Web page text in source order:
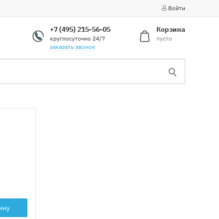
Войти
+7 (495) 215-56-05
круглосуточно 24/7
заказать звонок
Корзина
пусто